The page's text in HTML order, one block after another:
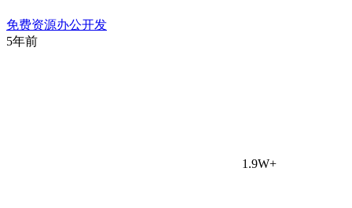
免费资源办公开发
5年前
1.9W+